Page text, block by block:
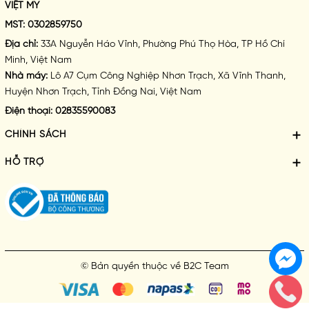
VIỆT MY
MST: 0302859750
Địa chỉ: 33A Nguyễn Háo Vĩnh, Phường Phú Thọ Hòa, TP Hồ Chí
Minh, Việt Nam
Nhà máy: Lô A7 Cụm Công Nghiệp Nhơn Trạch, Xã Vĩnh Thanh,
Huyện Nhơn Trạch, Tỉnh Đồng Nai, Việt Nam
Điện thoại: 02835590083
CHÍNH SÁCH
HỖ TRỢ
© Bản quyền thuộc về B2C Team